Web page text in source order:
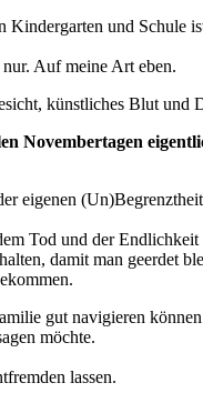
und Schule
Auf meine Art eben.
künstliches Blut und
Novembertagen
eigenen
Tod und der
damit man geerdet
gut navigieren
möchte.
lassen.